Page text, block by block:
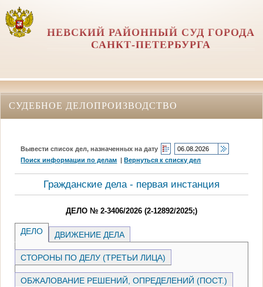
НЕВСКИЙ РАЙОННЫЙ СУД ГОРОДА
САНКТ-ПЕТЕРБУРГА
СУДЕБНОЕ ДЕЛОПРОИЗВОДСТВО
Вывести список дел, назначенных на дату
Поиск информации по делам |Вернуться к списку дел
Гражданские дела - первая инстанция
ДЕЛО № 2-3406/2026 (2-12892/2025;)
ДЕЛО ДВИЖЕНИЕ ДЕЛА
СТОРОНЫ ПО ДЕЛУ (ТРЕТЬИ ЛИЦА)
ОБЖАЛОВАНИЕ РЕШЕНИЙ, ОПРЕДЕЛЕНИЙ (ПОСТ.)